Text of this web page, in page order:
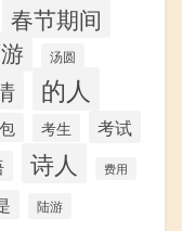
春节期间
汤圆
的人
考生 考试
诗人 费用
陆游